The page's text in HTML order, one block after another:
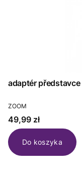
adaptér
PRODUCENT
ZOOM
Cena
49,99 zł
Do koszyka